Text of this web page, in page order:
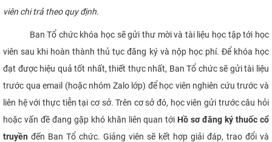
viên chi trả theo quy định.
Ban Tổ chức khóa học sẽ gửi thư mời và tài liệu học tập tới học
viên sau khi hoàn thành thủ tục đăng ký và nộp học phí. Để khóa học
đạt được hiệu quả tốt nhất, thiết thực nhất, Ban Tổ chức sẽ gửi tài liệu
trước qua email (hoặc nhóm Zalo lớp) để học viên nghiên cứu trước và
liên hệ với thực tiễn tại cơ sở. Trên cơ sở đó, học viên gửi trước câu hỏi
hoặc vấn đề đang gặp khó khăn liên quan tới Hồ sơ đăng ký thuốc cổ
truyền đến Ban Tổ chức. Giảng viên sẽ kết hợp giải đáp, trao đổi và